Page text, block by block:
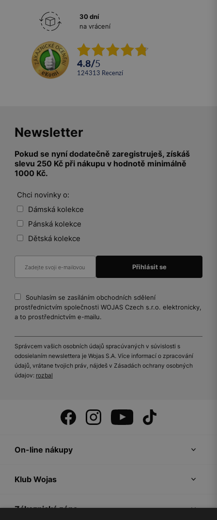
30 dní
na vrácení
4.8/5
124313 recenzí
Newsletter
Pokud se nyní dodatečně zaregistruješ, získáš
slevu 250 Kč při nákupu v hodnotě minimálně
1000 Kč.
Chci novinky o:
Dámská kolekce
Pánská kolekce
Dětská kolekce
Souhlasím se zasíláním obchodních sdělení
prostřednictvím společnosti WOJAS Czech s.r.o. elektronicky,
a to prostřednictvím e-mailu.
Správcem vašich osobních údajů spracúvaných v súvislosti s
odosielaním newslettera je Wojas S.A. Více informací o zpracování
údajů, vrátane tvojich práv, nájdeš v Zásadách ochrany osobných
údajov: rozbal
On-line nákupy
Klub Wojas
Zákaznická zóna